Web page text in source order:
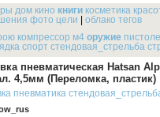
дом кино книги косметика
фото цели
облако тегов
компрессор м4 оружие
спорт стендовая_стрельба
пневматическая Hatsan
4,5мм (Переломка, пластик)
пневматика